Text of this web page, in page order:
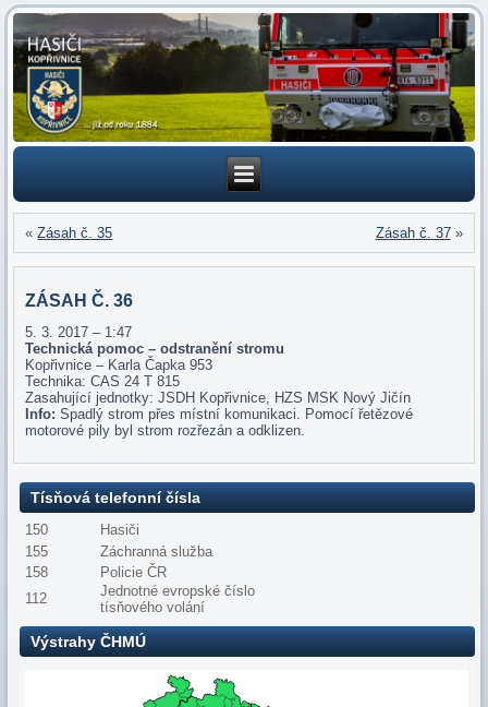
«Zásah č. 35 Zásah č. 37»
ZÁSAH Č. 36
5. 3. 2017 – 1:47
Technická pomoc – odstranění stromu
Kopřivnice – Karla Čapka 953
Technika: CAS 24 T 815
Zasahující jednotky: JSDH Kopřivnice, HZS MSK Nový Jičín
Info:Spadlý strom přes místní komunikaci. Pomocí řetězové
motorové pily byl strom rozřezán a odklizen.
Tísňová telefonní čísla
150
Hasiči
155
Záchranná služba
158
Policie ČR
112
Jednotné evropské číslo
tísňového volání
Výstrahy ČHMÚ